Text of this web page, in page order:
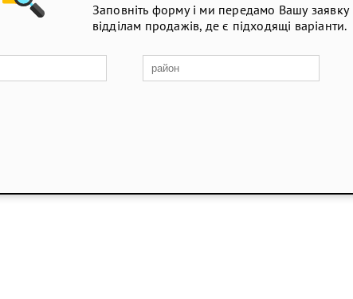
Заповніть форму і ми передамо Вашу заявку
відділам продажів, де є підходящі варіанти.